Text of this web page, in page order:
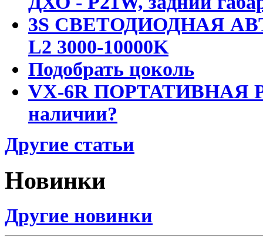
3S СВЕТОДИОДНАЯ
L2 3000-10000K
Подобрать цоколь
VX-6R ПОРТАТИВНАЯ
наличии?
Другие статьи
Новинки
Другие новинки